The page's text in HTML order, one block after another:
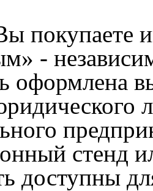
покупаете
-
оформлена
стенд
доступны